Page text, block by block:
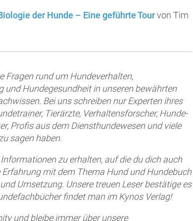
der Hunde – Eine geführte Tourvon Tim
Fragen rund um Hundeverhalten,
und Hundegesundheit in unseren bewährten
Bei uns schreiben nur Experten ihres
Tierärzte, Verhaltensforscher, Hunde-
Profis aus dem Diensthundewesen und viele
sagen haben.
zu erhalten, auf die du dich auch
mit dem Thema Hund und Hundebuch
Umsetzung. Unsere treuen Leser bestätige es
findet man im Kynos Verlag!
und bleibe immer über unsere